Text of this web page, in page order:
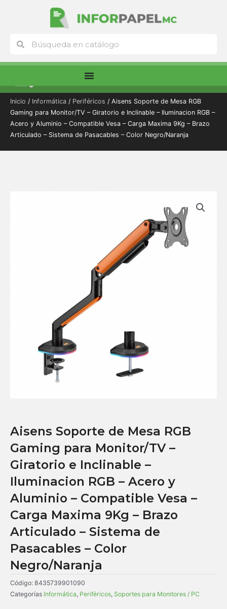
Buscar
Inicio / Informática / Periféricos / Aisens Soporte de Mesa RGB
Gaming para Monitor/TV – Giratorio e Inclinable – Iluminacion RGB –
Acero y Aluminio – Compatible Vesa – Carga Maxima 9Kg – Brazo
Articulado – Sistema de Pasacables – Color Negro/Naranja
Aisens Soporte de Mesa RGB
Gaming para Monitor/TV –
Giratorio e Inclinable –
Iluminacion RGB – Acero y
Aluminio – Compatible Vesa –
Carga Maxima 9Kg – Brazo
Articulado – Sistema de
Pasacables – Color
Negro/Naranja
Código: 8435739901090
Categorías Informática, Periféricos, Soportes para Monitores / PC